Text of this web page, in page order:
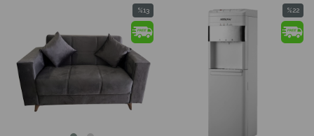
%13
İndirim
%13İndirim
%22
İndirim